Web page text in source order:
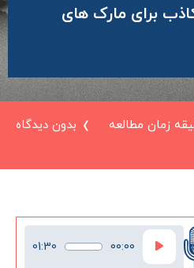
کاذب برای مارک های
بدون دیدگاه
پخش‌کننده
صوت
00:00
01:30